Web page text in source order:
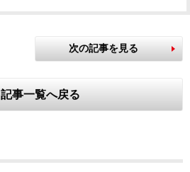
記事一覧へ戻る
次の記事を見る